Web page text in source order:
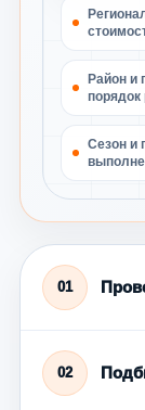
Район и
порядок
Сезон и
01
02